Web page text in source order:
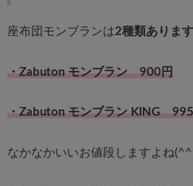
座布団モンブランは2種類あります
・Zabuton モンブラン 900円
・Zabuton モンブラン KING
なかなかいいお値段しますよね